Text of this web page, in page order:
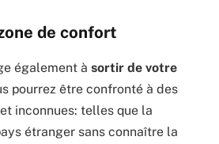
de confort
également à sortir de votre
pourrez être confronté à des
inconnues: telles que la
étranger sans connaître la